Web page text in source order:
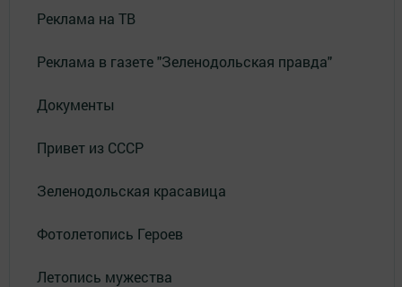
Реклама на ТВ
Реклама в газете "Зеленодольская правда"
Документы
Привет из СССР
Зеленодольская красавица
Фотолетопись Героев
Летопись мужества